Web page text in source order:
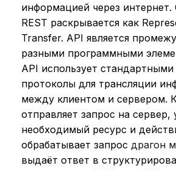
информацией через
REST раскрывается как
Transfer. API является
разными программными
API использует
протоколы для трансляции
между клиентом и сервером.
отправляет запрос на сервер,
необходимый ресурс и
обрабатывает запрос драгон
выдаёт ответ в